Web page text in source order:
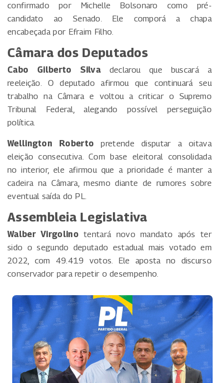
confirmado por Michelle Bolsonaro como pré-
candidato ao Senado. Ele comporá a chapa
encabeçada por Efraim Filho.
Câmara dos Deputados
Cabo Gilberto Silvadeclarou que buscará a
reeleição. O deputado afirmou que continuará seu
trabalho na Câmara e voltou a criticar o Supremo
Tribunal Federal, alegando possível perseguição
política.
Wellington Roberto pretende disputar a oitava
eleição consecutiva. Com base eleitoral consolidada
no interior, ele afirmou que a prioridade é manter a
cadeira na Câmara, mesmo diante de rumores sobre
eventual saída do PL.
Assembleia Legislativa
Walber Virgolino tentará novo mandato após ter
sido o segundo deputado estadual mais votado em
2022, com 49.419 votos. Ele aposta no discurso
conservador para repetir o desempenho.